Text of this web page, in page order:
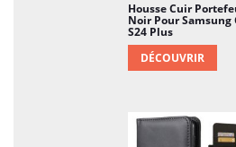
Housse Cuir
Noir Pour Samsung
S24 Plus
DÉCOUVRIR